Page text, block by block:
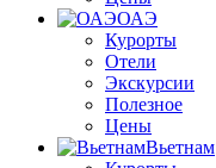
ОАЭ
Курорты
Отели
Экскурсии
Полезное
Цены
Вьетнам